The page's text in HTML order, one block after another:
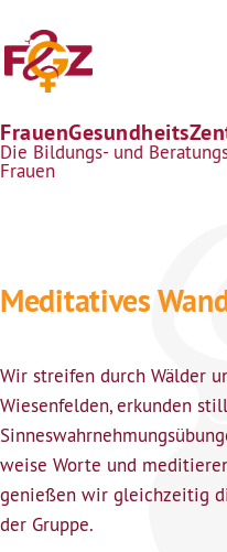
Die Bildungs- und
Frauen
Meditatives
Wir streifen durch Wälder
Wiesenfelden, erkunden
weise Worte und
genießen wir gleichzeitig
der Gruppe.